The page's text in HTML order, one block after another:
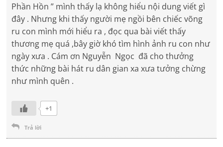
Phần Hồn ” mình thấy lạ không hiểu nội dung viết gì
đây . Nhưng khi thấy người mẹ ngồi bên chiếc võng
ru con mình mới hiểu ra , đọc qua bài viết thấy
thương mẹ quá ,bây giờ khó tìm hình ảnh ru con như
ngày xưa . Cám ơn Nguyễn Ngọc đã cho thưởng
thức những bài hát ru dân gian xa xưa tưởng chừng
như mình quên .
+1
Trả lời